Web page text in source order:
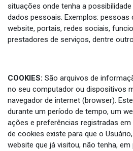
situações onde tenha a
dados pessoais. Exemplos: pessoas
website, portais, redes sociais,
prestadores de serviços, dentre
COOKIES: São arquivos de
no seu computador ou dispositivos
navegador de internet (browser).
durante um período de tempo, um
ações e preferências registradas em
de cookies existe para que o
website que já visitou, não tenha, em